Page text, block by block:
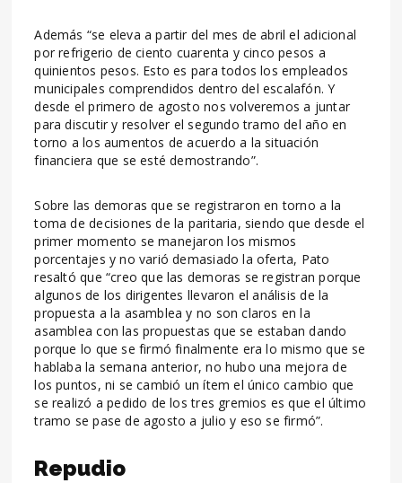
Además “se eleva a partir del mes de abril el adicional
por refrigerio de ciento cuarenta y cinco pesos a
quinientos pesos. Esto es para todos los empleados
municipales comprendidos dentro del escalafón. Y
desde el primero de agosto nos volveremos a juntar
para discutir y resolver el segundo tramo del año en
torno a los aumentos de acuerdo a la situación
financiera que se esté demostrando”.
Sobre las demoras que se registraron en torno a la
toma de decisiones de la paritaria, siendo que desde el
primer momento se manejaron los mismos
porcentajes y no varió demasiado la oferta, Pato
resaltó que “creo que las demoras se registran porque
algunos de los dirigentes llevaron el análisis de la
propuesta a la asamblea y no son claros en la
asamblea con las propuestas que se estaban dando
porque lo que se firmó finalmente era lo mismo que se
hablaba la semana anterior, no hubo una mejora de
los puntos, ni se cambió un ítem el único cambio que
se realizó a pedido de los tres gremios es que el último
tramo se pase de agosto a julio y eso se firmó”.
Repudio